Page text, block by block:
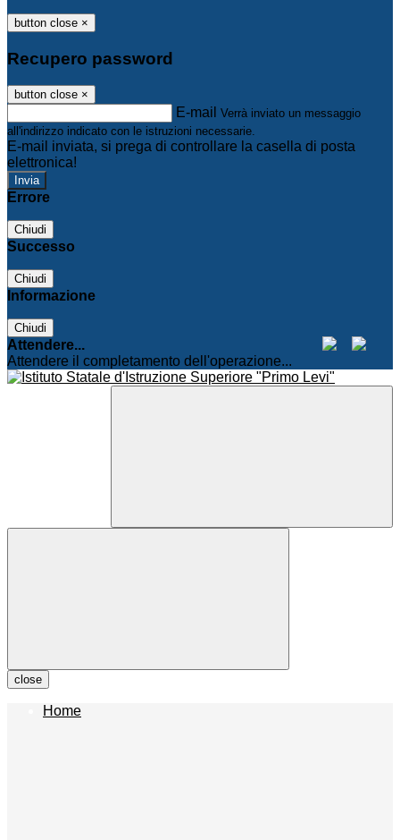
button close ×
Recupero password
button close ×
E-mail Verrà inviato un messaggio
all'indirizzo indicato con le istruzioni necessarie.
E-mail inviata, si prega di controllare la casella di posta
elettronica!
Errore
Chiudi
Successo
Chiudi
Informazione
Chiudi
Attendere...
Attendere il completamento dell'operazione...
close
Home